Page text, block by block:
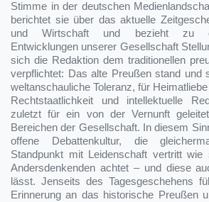
Stimme in der deutschen
berichtet sie über das aktuelle
und Wirtschaft und bezieht zu
Entwicklungen unserer Gesellschaft
sich die Redaktion dem traditionellen
verpflichtet: Das alte Preußen stand und
weltanschauliche Toleranz, für
Rechtstaatlichkeit und intellektuelle
zuletzt für ein von der Vernunft
Bereichen der Gesellschaft. In diesem
offene Debattenkultur, die
Standpunkt mit Leidenschaft vertritt
Andersdenkenden achtet – und diese
lässt. Jenseits des Tagesgeschehens
Erinnerung an das historische Preußen